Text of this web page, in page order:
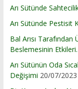
Arı Sütünde
Arı Sütünde Pestisit
Bal Arısı
Beslemesinin Etkileri.
Arı Sütünün Oda
Değişimi 20/07/2023